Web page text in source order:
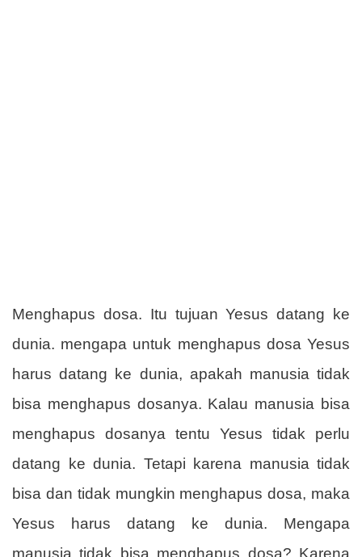
Menghapus dosa. Itu tujuan Yesus datang ke
dunia. mengapa untuk menghapus dosa Yesus
harus datang ke dunia, apakah manusia tidak
bisa menghapus dosanya. Kalau manusia bisa
menghapus dosanya tentu Yesus tidak perlu
datang ke dunia. Tetapi karena manusia tidak
bisa dan tidak mungkin menghapus dosa, maka
Yesus harus datang ke dunia. Mengapa
manusia tidak bisa menghapus dosa? Karena